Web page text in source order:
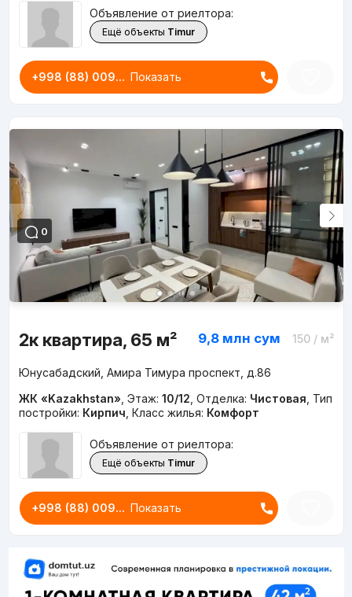
Объявление от риелтора:
Ещё объекты Timur
+998 (88) 009... Показать
0
2к квартира, 65 м² 9,8 млн сум 150/ м²
Юнусабадский, Амира Тимура проспект, д.86
ЖК «Kazakhstan» Этаж: 10/12 Отделка: Чистовая Тип
постройки: Кирпич Класс жилья: Комфорт
Объявление от риелтора:
Ещё объекты Timur
+998 (88) 009... Показать